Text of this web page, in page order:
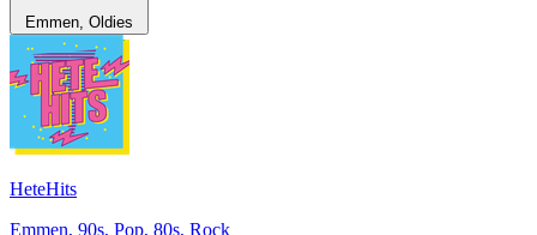
Emmen, Oldies
HeteHits
Emmen, 90s, Pop, 80s, Rock